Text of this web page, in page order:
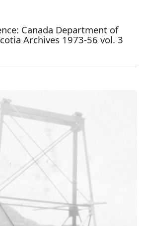
Canada Department of
Archives 1973-56 vol. 3